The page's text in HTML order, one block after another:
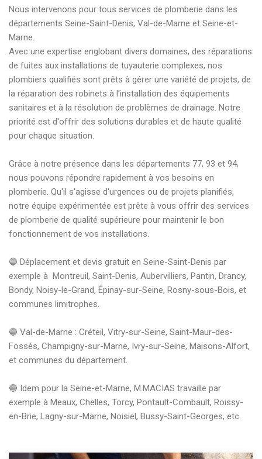
Nous intervenons pour tous services de plomberie dans les
départements Seine-Saint-Denis, Val-de-Marne et Seine-et-
Marne.
Avec une expertise englobant divers domaines, des réparations
de fuites aux installations de tuyauterie complexes, nos
plombiers qualifiés sont prêts à gérer une variété de projets, de
la réparation des robinets à l'installation des équipements
sanitaires et à la résolution de problèmes de drainage. Notre
priorité est d'offrir des solutions durables et de haute qualité
pour chaque situation.
Grâce à notre présence dans les départements 77, 93 et 94,
nous pouvons répondre rapidement à vos besoins en
plomberie. Qu'il s'agisse d'urgences ou de projets planifiés,
notre équipe expérimentée est prête à vous offrir des services
de plomberie de qualité supérieure pour maintenir le bon
fonctionnement de vos installations.
🔵 Déplacement et devis gratuit en Seine-Saint-Denis par
exemple à  Montreuil, Saint-Denis, Aubervilliers, Pantin, Drancy,
Bondy, Noisy-le-Grand, Épinay-sur-Seine, Rosny-sous-Bois, et
communes limitrophes.
🔵 Val-de-Marne : Créteil, Vitry-sur-Seine, Saint-Maur-des-
Fossés, Champigny-sur-Marne, Ivry-sur-Seine, Maisons-Alfort,
et communes du département.
🔵 Idem pour la Seine-et-Marne, M.MACIAS travaille par
exemple à Meaux, Chelles, Torcy, Pontault-Combault, Roissy-